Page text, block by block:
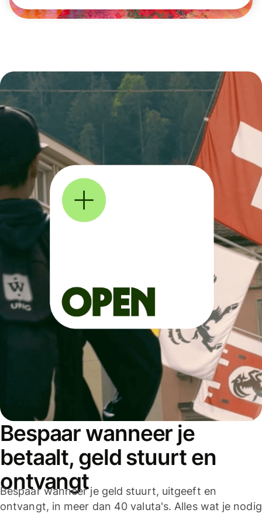
Bespaar wanneer je
betaalt, geld stuurt en
ontvangt
Bespaar wanneer je geld stuurt, uitgeeft en
ontvangt, in meer dan 40 valuta's. Alles wat je nodig